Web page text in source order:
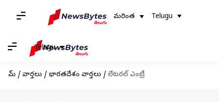
మరింత Telugu
Telugu
హోమ్ / వార్తలు / భారతదేశం వార్తలు / లేటరల్ ఎంట్రీ